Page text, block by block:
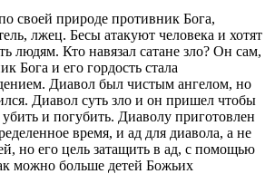
своей природе противник Бога,
лжец. Бесы атакуют человека и хотят
людям. Кто навязал сатане зло? Он сам,
Бога и его гордость стала
Диавол был чистым ангелом, но
Диавол суть зло и он пришел чтобы
убить и погубить. Диаволу приготовлен
время, и ад для диавола, а не
но его цель затащить в ад, с помощью
можно больше детей Божьих